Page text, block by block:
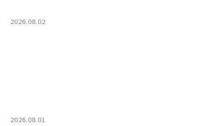
2026.08.02
2026.08.01